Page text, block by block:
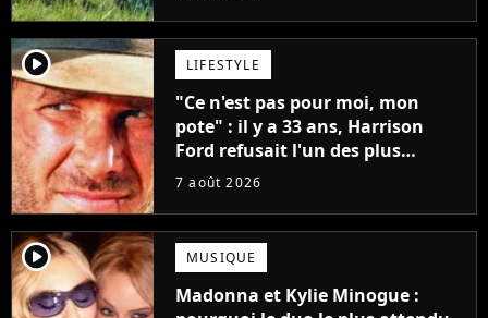
player2 LIFESTYLE
"Ce n'est pas pour moi, mon
pote" : il y a 33 ans, Harrison
Ford refusait l'un des plus
grands succès de tous les temps
7 août 2026
player2 MUSIQUE
Madonna et Kylie Minogue :